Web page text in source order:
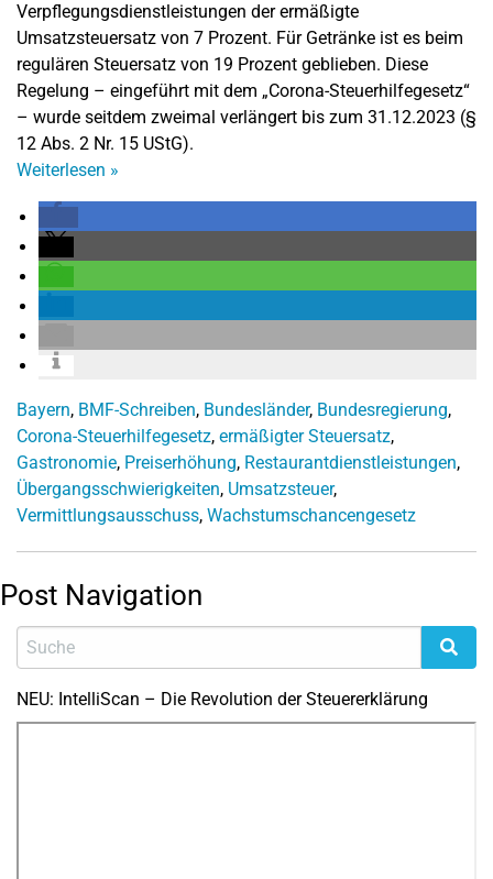
Verpflegungsdienstleistungen der ermäßigte
Umsatzsteuersatz von 7 Prozent. Für Getränke ist es beim
regulären Steuersatz von 19 Prozent geblieben. Diese
Regelung – eingeführt mit dem „Corona-Steuerhilfegesetz“
– wurde seitdem zweimal verlängert bis zum 31.12.2023 (§
12 Abs. 2 Nr. 15 UStG).
Weiterlesen »
Bayern, BMF-Schreiben, Bundesländer, Bundesregierung,
Corona-Steuerhilfegesetz, ermäßigter Steuersatz,
Gastronomie, Preiserhöhung, Restaurantdienstleistungen,
Übergangsschwierigkeiten, Umsatzsteuer,
Vermittlungsausschuss, Wachstumschancengesetz
Post Navigation
NEU: IntelliScan – Die Revolution der Steuererklärung